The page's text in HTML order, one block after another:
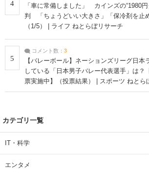
4
「車に常備しました」 カインズの“1980
判 「ちょうどいい大きさ」「保冷剤を止
（1/5） | ライフ ねとらぼリサーチ
5
コメント数： 3
【バレーボール】ネーションズリーグ日本
している「日本男子バレー代表選手」は？
票実施中】（投票結果） | スポーツ ねとら
カテゴリ一覧
IT・科学
エンタメ